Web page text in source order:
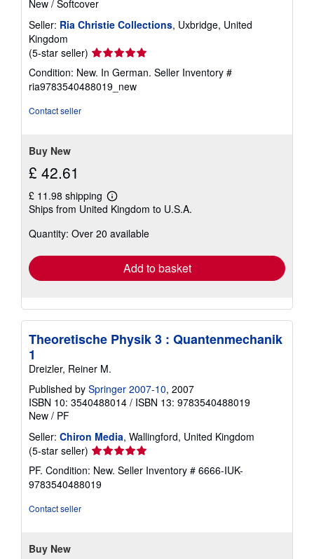
New / Softcover
Seller: Ria Christie Collections, Uxbridge, United
Kingdom
(5-star seller) Seller
rating
5
out
Condition: New. In German. Seller Inventory #
ria9783540488019_new
Contact seller
Buy New
£ 42.61
£ 11.98 shipping
Learn
more
shipping
Ships from United Kingdom to U.S.A.
Quantity: Over 20 available
Add to basket
Theoretische Physik 3 : Quantenmechanik
1
Dreizler, Reiner M.
Published by Springer 2007-10, 2007
ISBN 10: 3540488014 / ISBN 13: 9783540488019
New / PF
Seller: Chiron Media, Wallingford, United Kingdom
(5-star seller) Seller
rating
5
out
PF. Condition: New. Seller Inventory # 6666-IUK-
9783540488019
Contact seller
Buy New